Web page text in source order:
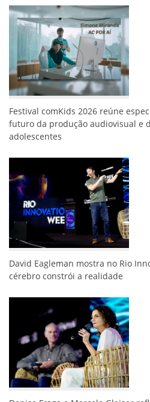
Festival comKids 2026 reúne
futuro da produção audiovisual e
adolescentes
David Eagleman mostra no Rio
cérebro constrói a realidade